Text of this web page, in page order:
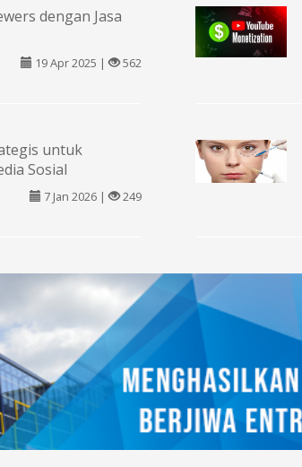
dengan Jasa
19 Apr 2025 | 562
untuk
Sosial
7 Jan 2026 | 249